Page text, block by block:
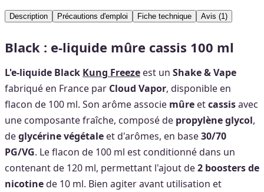
Description Précautions d'emploi Fiche technique Avis (1)
Black : e-liquide mûre cassis 100 ml
L'e-liquide Black Kung Freeze est un Shake & Vape
fabriqué en France par Cloud Vapor, disponible en
flacon de 100 ml. Son arôme associe mûre etcassisavec
une composante fraîche, composé de propylène glycol,
deglycérine végétale et d'arômes, en base30/70
PG/VG. Le flacon de 100 ml est conditionné dans un
contenant de 120 ml, permettant l'ajout de2 boosters de
nicotinede 10 ml. Bien agiter avant utilisation et